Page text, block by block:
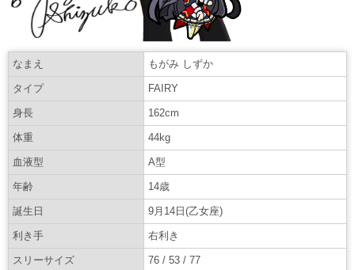
なまえ もがみ しずか
タイプ FAIRY
身長 162cm
体重 44kg
血液型 A型
年齢 14歳
誕生日 9月14日(乙女座)
利き手 右利き
スリーサイズ 76 / 53 / 77